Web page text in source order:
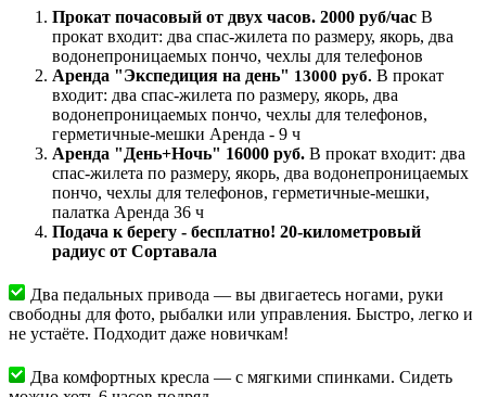
Прокат почасовый от двух часов. 2000 руб/час В
прокат входит: два спас-жилета по размеру, якорь, два
водонепроницаемых пончо, чехлы для телефонов
Аренда "Экспедиция на день" 13000 руб. В прокат
входит: два спас-жилета по размеру, якорь, два
водонепроницаемых пончо, чехлы для телефонов,
герметичные-мешки Аренда - 9 ч
Аренда "День+Ночь" 16000 руб. В прокат входит: два
спас-жилета по размеру, якорь, два водонепроницаемых
пончо, чехлы для телефонов, герметичные-мешки,
палатка Аренда 36 ч
Подача к берегу - бесплатно! 20-километровый
радиус от Сортавала
Два педальных привода — вы двигаетесь ногами, руки
свободны для фото, рыбалки или управления. Быстро, легко и
не устаёте. Подходит даже новичкам!
Два комфортных кресла — с мягкими спинками. Сидеть